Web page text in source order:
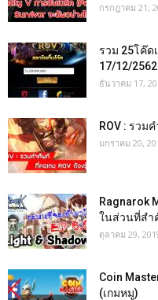
กรกฎาคม 21,
รวม 25โค๊ด
17/12/2562
ธันวาคม 17,
ROV : รวม
มกราคม 20,
Ragnarok
ในส่วนที่สำ
ตุลาคม 29,
Coin
(เกมหมู)